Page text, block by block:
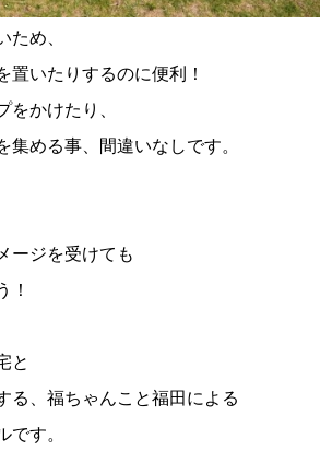
ため、
置いたりするのに便利！
をかけたり、
集める事、間違いなしです。
ージを受けても
！
と
る、福ちゃんこと福田による
です。